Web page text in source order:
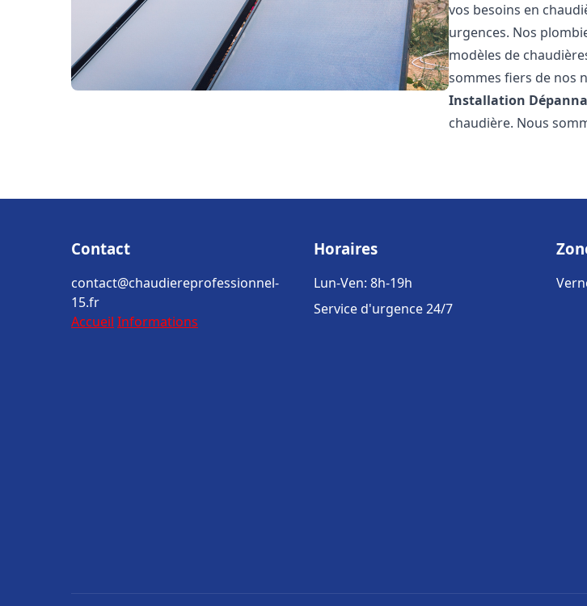
vos besoins en
urgences. Nos
modèles de
sommes fiers de nos
Installation
chaudière. Nous
Contact
contact@chaudiereprofessionnel-
15.fr
Accueil Informations
Horaires
Lun-Ven: 8h-19h
Service d'urgence 24/7